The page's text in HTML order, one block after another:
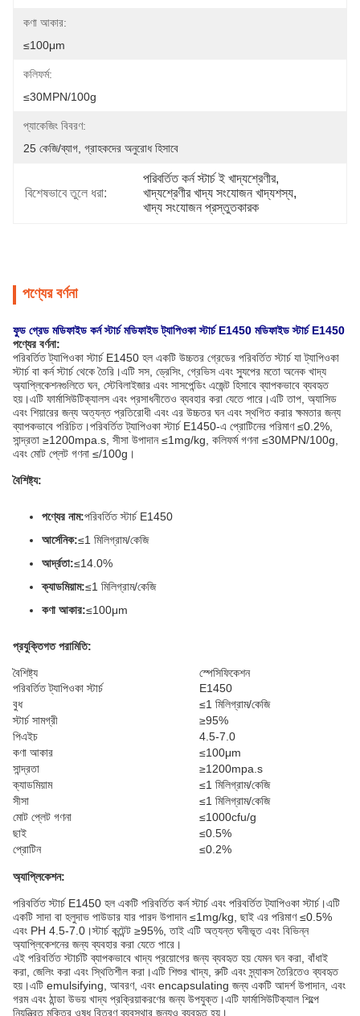
কণা আকার:
≤100μm
কলিফর্ম:
≤30MPN/100g
প্যাকেজিং বিবরণ:
25 কেজি/ব্যাগ, গ্রাহকদের অনুরোধ হিসাবে
বিশেষভাবে তুলে ধরা:
পরিবর্তিত কর্ন স্টার্চ ই খাদ্যশ্রেণীর,
খাদ্যশ্রেণীর খাদ্য সংযোজন খাদ্যশস্য,
খাদ্য সংযোজন প্রস্তুতকারক
পণ্যের বর্ণনা
ফুড গ্রেড মডিফাইড কর্ন স্টার্চ মডিফাইড ট্যাপিওকা স্টার্চ E1450 মডিফাইড স্টার্চ E1450
পণ্যের বর্ণনা:
পরিবর্তিত ট্যাপিওকা স্টার্চ E1450 হল একটি উচ্চতর গ্রেডের পরিবর্তিত স্টার্চ যা ট্যাপিওকা
স্টার্চ বা কর্ন স্টার্চ থেকে তৈরি।এটি সস, ড্রেসিং, গ্রেভিস এবং স্যুপের মতো অনেক খাদ্য
অ্যাপ্লিকেশনগুলিতে ঘন, স্টেবিলাইজার এবং সাসপেন্ডিং এজেন্ট হিসাবে ব্যাপকভাবে ব্যবহৃত
হয়।এটি ফার্মাসিউটিক্যালস এবং প্রসাধনীতেও ব্যবহার করা যেতে পারে।এটি তাপ, অ্যাসিড
এবং শিয়ারের জন্য অত্যন্ত প্রতিরোধী এবং এর উচ্চতর ঘন এবং স্থগিত করার ক্ষমতার জন্য
ব্যাপকভাবে পরিচিত।পরিবর্তিত ট্যাপিওকা স্টার্চ E1450-এ প্রোটিনের পরিমাণ ≤0.2%,
সান্দ্রতা ≥1200mpa.s, সীসা উপাদান ≤1mg/kg, কলিফর্ম গণনা ≤30MPN/100g,
এবং মোট প্লেট গণনা ≤/100g।
বৈশিষ্ট্য:
পণ্যের নাম:পরিবর্তিত স্টার্চ E1450
আর্সেনিক:≤1 মিলিগ্রাম/কেজি
আর্দ্রতা:≤14.0%
ক্যাডমিয়াম:≤1 মিলিগ্রাম/কেজি
কণা আকার:≤100μm
প্রযুক্তিগত পরামিতি:
বৈশিষ্ট্য
স্পেসিফিকেশন
পরিবর্তিত ট্যাপিওকা স্টার্চ
E1450
বুধ
≤1 মিলিগ্রাম/কেজি
স্টার্চ সামগ্রী
≥95%
পিএইচ
4.5-7.0
কণা আকার
≤100μm
সান্দ্রতা
≥1200mpa.s
ক্যাডমিয়াম
≤1 মিলিগ্রাম/কেজি
সীসা
≤1 মিলিগ্রাম/কেজি
মোট প্লেট গণনা
≤1000cfu/g
ছাই
≤0.5%
প্রোটিন
≤0.2%
অ্যাপ্লিকেশন:
পরিবর্তিত স্টার্চ E1450 হল একটি পরিবর্তিত কর্ন স্টার্চ এবং পরিবর্তিত ট্যাপিওকা স্টার্চ।এটি
একটি সাদা বা হলুদাভ পাউডার যার পারদ উপাদান ≤1mg/kg, ছাই এর পরিমাণ ≤0.5%
এবং PH 4.5-7.0।স্টার্চ কন্টেন্ট ≥95%, তাই এটি অত্যন্ত ঘনীভূত এবং বিভিন্ন
অ্যাপ্লিকেশনের জন্য ব্যবহার করা যেতে পারে।
এই পরিবর্তিত স্টার্চটি ব্যাপকভাবে খাদ্য প্রয়োগের জন্য ব্যবহৃত হয় যেমন ঘন করা, বাঁধাই
করা, জেলিং করা এবং স্থিতিশীল করা।এটি শিশুর খাদ্য, রুটি এবং স্ন্যাকস তৈরিতেও ব্যবহৃত
হয়।এটি emulsifying, আবরণ, এবং encapsulating জন্য একটি আদর্শ উপাদান, এবং
গরম এবং ঠান্ডা উভয় খাদ্য প্রক্রিয়াকরণের জন্য উপযুক্ত।এটি ফার্মাসিউটিক্যাল শিল্পে
নিয়ন্ত্রিত মুক্তির ওষুধ বিতরণ ব্যবস্থার জন্যও ব্যবহৃত হয়।